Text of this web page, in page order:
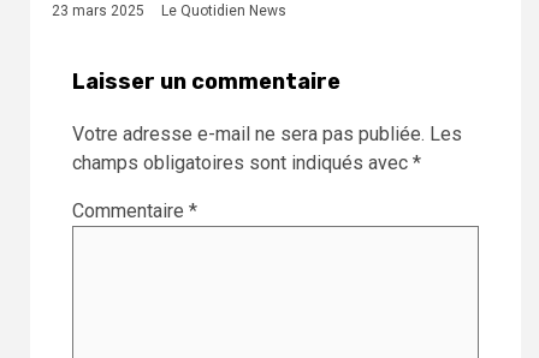
23 mars 2025 Le Quotidien News
Laisser un commentaire
Votre adresse e-mail ne sera pas publiée. Les
champs obligatoires sont indiqués avec *
Commentaire *